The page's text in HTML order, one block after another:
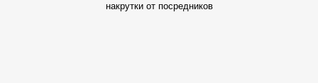
накрутки от посредников